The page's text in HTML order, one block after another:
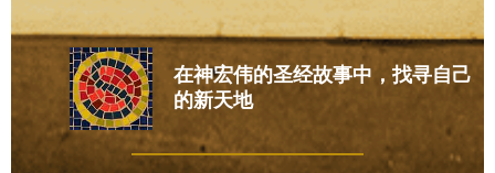
在神宏伟的圣经故事中，找寻自己
的新天地